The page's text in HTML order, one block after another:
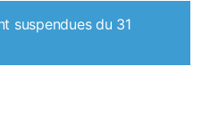
suspendues du 31